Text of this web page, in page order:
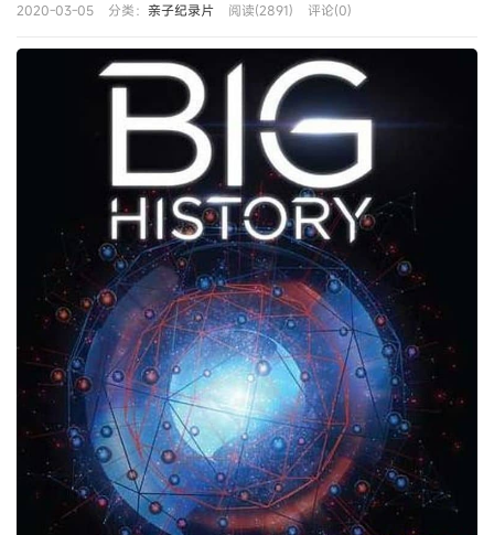
2020-03-05 分类： 亲子纪录片 阅读(2891) 评论(0)